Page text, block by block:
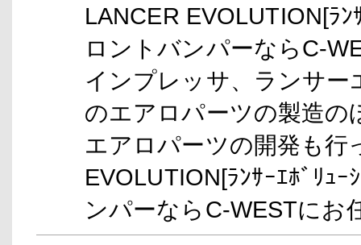
LANCER EVOLUTION[ﾗ
ロントバンパーならC-
インプレッサ、ランサー
のエアロパーツの製造の
エアロパーツの開発も行
EVOLUTION[ﾗﾝｻｰｴﾎﾞﾘｭ
ンパーならC-WESTにお